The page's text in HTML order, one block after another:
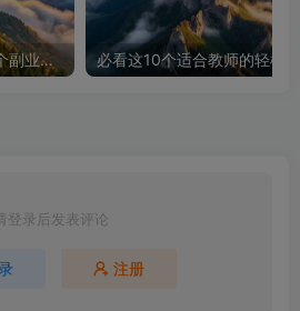
揭秘适合大学生的100个副业项目，让你轻松赚钱！
登录后发表评论
注册